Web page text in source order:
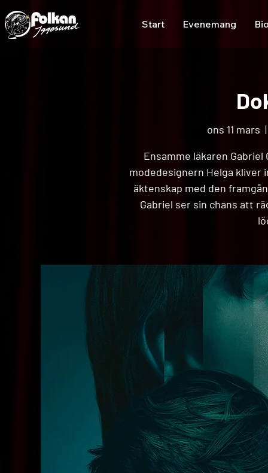
Start Evenemang
ons 11 mars
Ensamme läkaren
modedesignern Helga kliver
äktenskap med den
Gabriel ser sin chans att